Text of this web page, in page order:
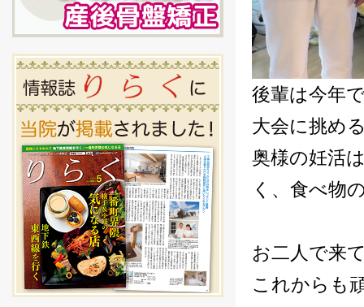
後輩は今年
大会に挑め
奥様の妊活
く、食べ物
お二人で来
これからも